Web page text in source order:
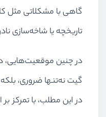
گاهی با مشکلاتی مثل
تاریخچه یا شاخه‌سازی
در چنین موقعیت‌هایی،
گیت نه‌تنها ضروری،
در این مطلب، با تمرکز